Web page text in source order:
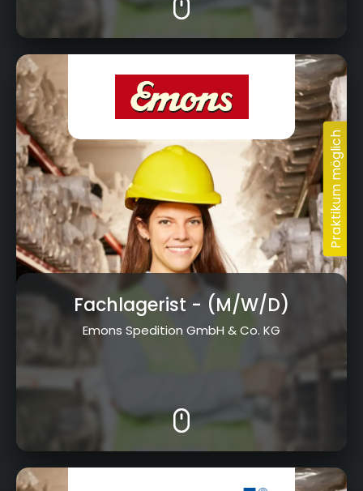
Fachlagerist - (M/W/D)
Emons Spedition GmbH & Co. KG